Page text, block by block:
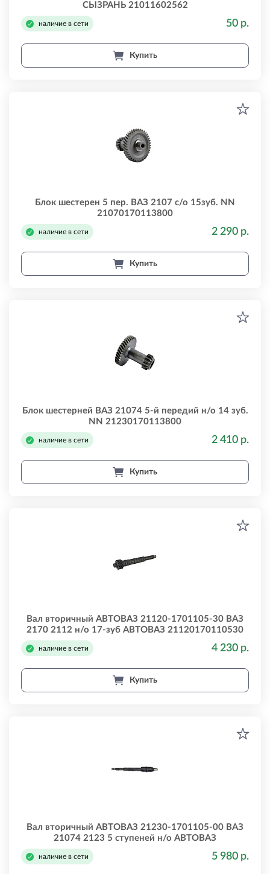
СЫЗРАНЬ 21011602562
наличие в сети 50 р.
Купить
Блок шестерен 5 пер. ВАЗ 2107 с/о 15зуб. NN
21070170113800
наличие в сети 2 290 р.
Купить
Блок шестерней ВАЗ 21074 5-й передий н/о 14 зуб.
NN 21230170113800
наличие в сети 2 410 р.
Купить
Вал вторичный АВТОВАЗ 21120-1701105-30 ВАЗ
2170 2112 н/о 17-зуб АВТОВАЗ 21120170110530
наличие в сети 4 230 р.
Купить
Вал вторичный АВТОВАЗ 21230-1701105-00 ВАЗ
21074 2123 5 ступеней н/о АВТОВАЗ
наличие в сети 5 980 р.